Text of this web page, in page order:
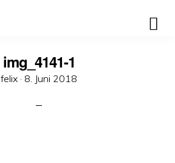
img_4141-1
felix · Veröffentlicht
8. Juni 2018